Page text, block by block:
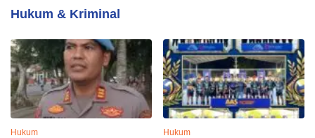
Hukum & Kriminal
Hukum Hukum